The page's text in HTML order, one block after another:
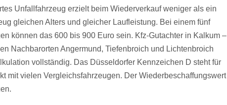
Unfallfahrzeug erzielt beim Wiederverkauf weniger als ein
gleichen Alters und gleicher Laufleistung. Bei einem fünf
können das 600 bis 900 Euro sein. Kfz-Gutachter in Kalkum –
Nachbarorten Angermund, Tiefenbroich und Lichtenbroich
vollständig. Das Düsseldorfer Kennzeichen D steht für
mit vielen Vergleichsfahrzeugen. Der Wiederbeschaffungswert